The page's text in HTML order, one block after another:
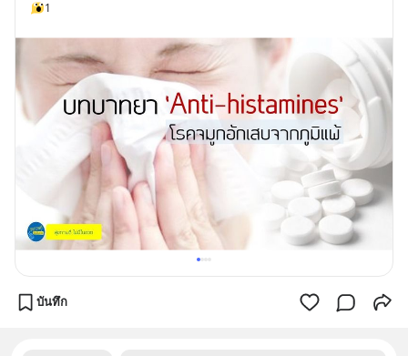
1
บันทึก